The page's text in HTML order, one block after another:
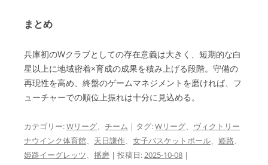
まとめ
兵庫初のWクラブとしての存在意義は大きく、短期的な白
星以上に地域密着×育成の成果を積み上げる段階。守備の
再現性を高め、終盤のゲームマネジメントを磨ければ、フ
ューチャーでの順位上振れは十分に見込める。
カテゴリー:Wリーグ、 チーム | タグ:Wリーグ、 ヴィクトリー
ナウインク体育館、 天日謙作、 女子バスケットボール、 姫路、
姫路イーグレッツ、 播磨 | 投稿日:2025-10-08 |